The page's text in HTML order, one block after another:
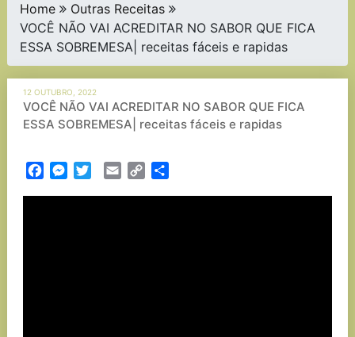
Home
Outras Receitas
VOCÊ NÃO VAI ACREDITAR NO SABOR QUE FICA
ESSA SOBREMESA| receitas fáceis e rapidas
12 OUTUBRO, 2022
VOCÊ NÃO VAI ACREDITAR NO SABOR QUE FICA
ESSA SOBREMESA| receitas fáceis e rapidas
FacebookMessenger
TwitterEmail Copy